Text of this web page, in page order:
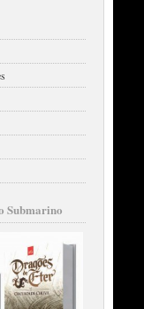
Submarino